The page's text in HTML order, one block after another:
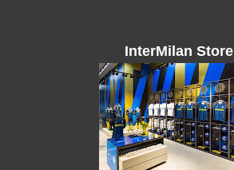
InterMilan Store